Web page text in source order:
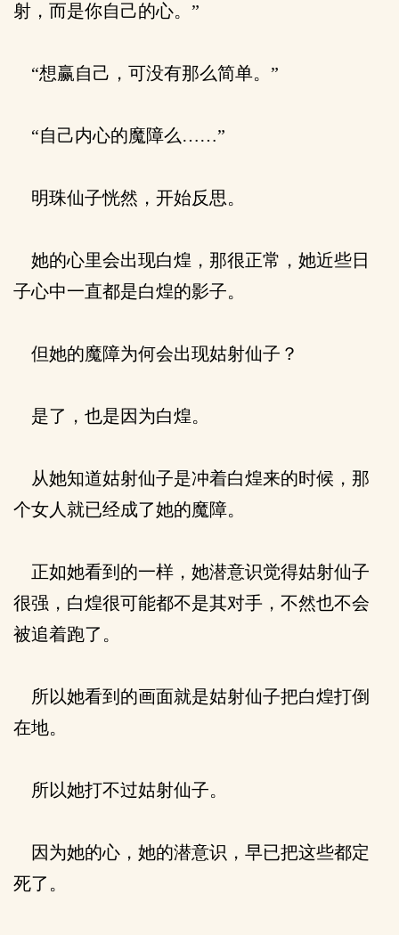
射，而是你自己的心。”
“想赢自己，可没有那么简单。”
“自己内心的魔障么……”
明珠仙子恍然，开始反思。
她的心里会出现白煌，那很正常，她近些日
子心中一直都是白煌的影子。
但她的魔障为何会出现姑射仙子？
是了，也是因为白煌。
从她知道姑射仙子是冲着白煌来的时候，那
个女人就已经成了她的魔障。
正如她看到的一样，她潜意识觉得姑射仙子
很强，白煌很可能都不是其对手，不然也不会
被追着跑了。
所以她看到的画面就是姑射仙子把白煌打倒
在地。
所以她打不过姑射仙子。
因为她的心，她的潜意识，早已把这些都定
死了。